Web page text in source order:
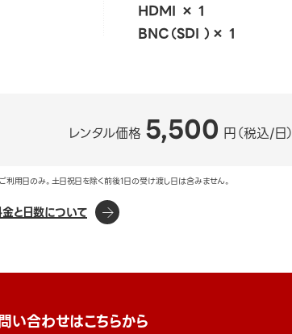
HDMI × 1
BNC（SDI ）× 1
レンタル価格 5,500 円（税込/日）
用日のみ。土日祝日を除く前後1日の受け渡し日は含みません。
と日数について
い合わせはこちらから